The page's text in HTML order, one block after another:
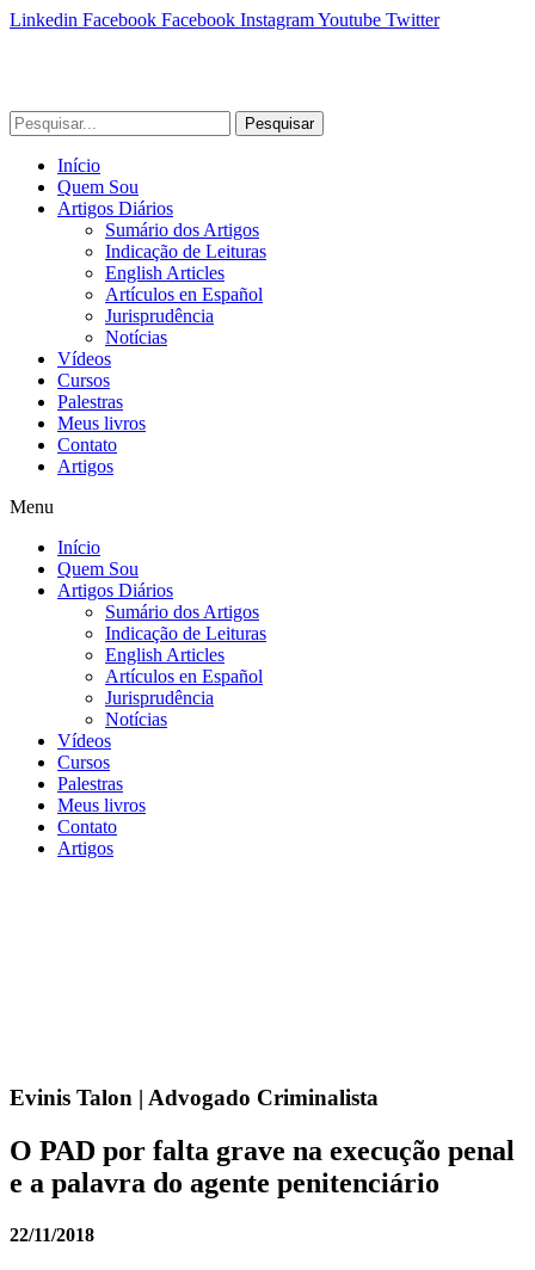
Linkedin Facebook Facebook InstagramYoutube Twitter
Pesquisar
Início
Quem Sou
Artigos Diários
Sumário dos Artigos
Indicação de Leituras
English Articles
Artículos en Español
Jurisprudência
Notícias
Vídeos
Cursos
Palestras
Meus livros
Contato
Artigos
Menu
Início
Quem Sou
Artigos Diários
Sumário dos Artigos
Indicação de Leituras
English Articles
Artículos en Español
Jurisprudência
Notícias
Vídeos
Cursos
Palestras
Meus livros
Contato
Artigos
Evinis Talon | Advogado Criminalista
O PAD por falta grave na execução penal
e a palavra do agente penitenciário
22/11/2018